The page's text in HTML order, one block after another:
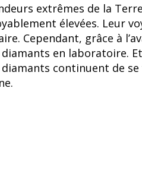
extrêmes de la
élevées. Leur
Cependant, grâce à
en laboratoire.
diamants continuent de